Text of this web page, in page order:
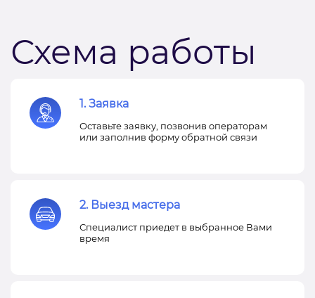
Схема работы
1. Заявка
Оставьте заявку, позвонив операторам
или заполнив форму обратной связи
2. Выезд мастера
Специалист приедет в выбранное Вами
время